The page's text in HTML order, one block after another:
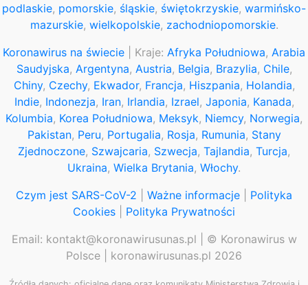
podlaskie, pomorskie, śląskie, świętokrzyskie, warmińsko-
mazurskie, wielkopolskie, zachodniopomorskie.
Koronawirus na świecie | Kraje: Afryka Południowa, Arabia
Saudyjska, Argentyna, Austria, Belgia, Brazylia, Chile,
Chiny, Czechy, Ekwador, Francja, Hiszpania, Holandia,
Indie, Indonezja, Iran, Irlandia, Izrael, Japonia, Kanada,
Kolumbia, Korea Południowa, Meksyk, Niemcy, Norwegia,
Pakistan, Peru, Portugalia, Rosja, Rumunia, Stany
Zjednoczone, Szwajcaria, Szwecja, Tajlandia, Turcja,
Ukraina, Wielka Brytania, Włochy.
Czym jest SARS-CoV-2
Ważne informacje
Polityka
Cookies
Polityka Prywatności
Email: kontakt@koronawirusunas.pl | © Koronawirus w
Polsce | koronawirusunas.pl 2026